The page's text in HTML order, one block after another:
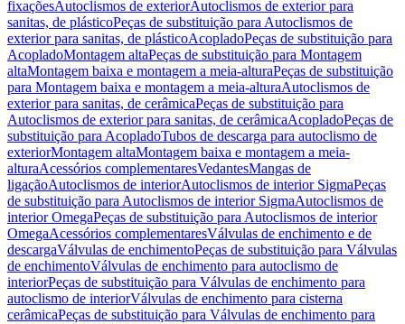
fixaçõesAutoclismos de exteriorAutoclismos de exterior para
sanitas, de plásticoPeças de substituição para Autoclismos de
exterior para sanitas, de plásticoAcopladoPeças de substituição para
AcopladoMontagem altaPeças de substituição para Montagem
altaMontagem baixa e montagem a meia-alturaPeças de substituição
para Montagem baixa e montagem a meia-alturaAutoclismos de
exterior para sanitas, de cerâmicaPeças de substituição para
Autoclismos de exterior para sanitas, de cerâmicaAcopladoPeças de
substituição para AcopladoTubos de descarga para autoclismo de
exteriorMontagem altaMontagem baixa e montagem a meia-
alturaAcessórios complementaresVedantesMangas de
ligaçãoAutoclismos de interiorAutoclismos de interior SigmaPeças
de substituição para Autoclismos de interior SigmaAutoclismos de
interior OmegaPeças de substituição para Autoclismos de interior
OmegaAcessórios complementaresVálvulas de enchimento e de
descargaVálvulas de enchimentoPeças de substituição para Válvulas
de enchimentoVálvulas de enchimento para autoclismo de
interiorPeças de substituição para Válvulas de enchimento para
autoclismo de interiorVálvulas de enchimento para cisterna
cerâmicaPeças de substituição para Válvulas de enchimento para